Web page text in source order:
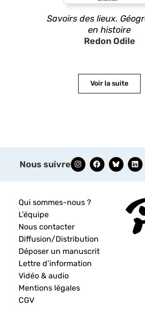
Savoirs des lieux.
en histoire
Redon Odile
Voir la suite
Nous suivre
Qui sommes-nous ?
L’équipe
Nous contacter
Diffusion/Distribution
Déposer un manuscrit
Lettre d’information
Vidéo & audio
Mentions légales
CGV